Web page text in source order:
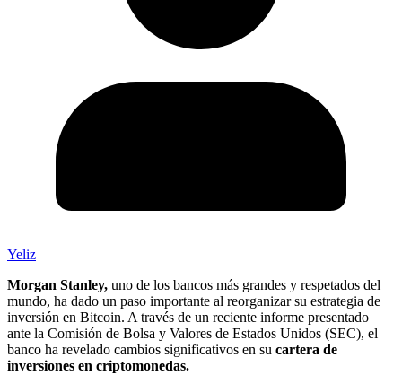
Yeliz
Morgan Stanley, uno de los bancos más grandes y respetados del
mundo, ha dado un paso importante al reorganizar su estrategia de
inversión en Bitcoin. A través de un reciente informe presentado
ante la Comisión de Bolsa y Valores de Estados Unidos (SEC), el
banco ha revelado cambios significativos en su cartera de
inversiones en criptomonedas.